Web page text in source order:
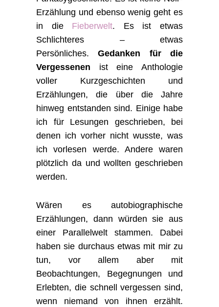
Erzählung und ebenso wenig geht es
in die Fieberwelt. Es ist etwas
Schlichteres – etwas
Persönliches.Gedanken für die
Vergessenen ist eine Anthologie
voller Kurzgeschichten und
Erzählungen, die über die Jahre
hinweg entstanden sind. Einige habe
ich für Lesungen geschrieben, bei
denen ich vorher nicht wusste, was
ich vorlesen werde. Andere waren
plötzlich da und wollten geschrieben
werden.
Wären es autobiographische
Erzählungen, dann würden sie aus
einer Parallelwelt stammen. Dabei
haben sie durchaus etwas mit mir zu
tun, vor allem aber mit
Beobachtungen, Begegnungen und
Erlebten, die schnell vergessen sind,
wenn niemand von ihnen erzählt.